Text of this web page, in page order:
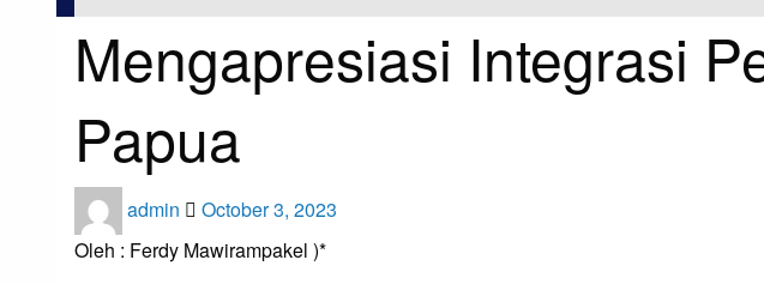
Mengapresiasi Integrasi
Papua
admin
Posted
October 3, 2023
Oleh : Ferdy Mawirampakel )*